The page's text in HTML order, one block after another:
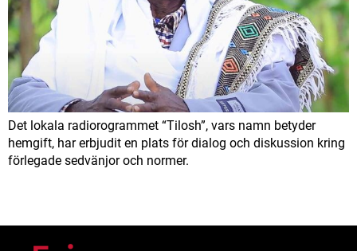
Det lokala radiorogrammet “Tilosh”, vars namn betyder
hemgift, har erbjudit en plats för dialog och diskussion kring
förlegade sedvänjor och normer.